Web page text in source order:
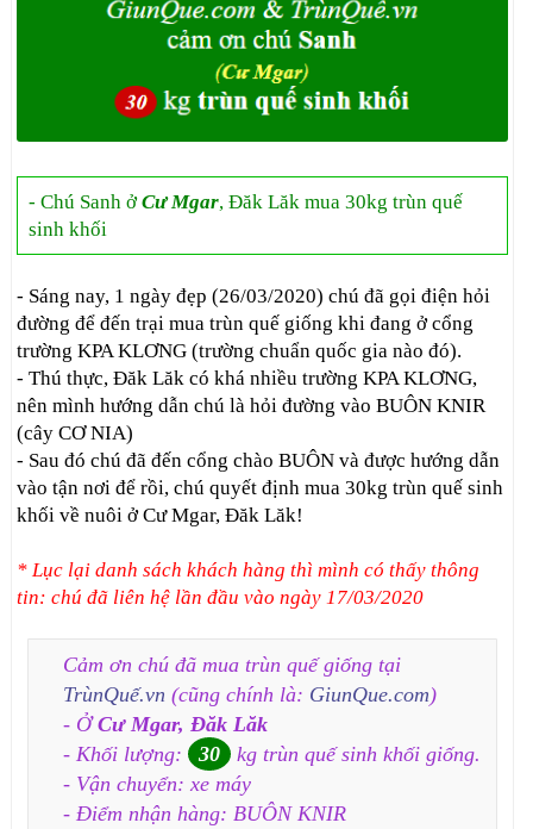
- Chú Sanh ởCư Mgar, Đăk Lăk mua 30kg trùn quế
sinh khối
- Sáng nay, 1 ngày đẹp (26/03/2020) chú đã gọi điện hỏi
đường để đến trại mua trùn quế giống khi đang ở cổng
trường KPA KLƠNG (trường chuẩn quốc gia nào đó).
- Thú thực, Đăk Lăk có khá nhiều trường KPA KLƠNG,
nên mình hướng dẫn chú là hỏi đường vào BUÔN KNIR
(cây CƠ NIA)
- Sau đó chú đã đến cổng chào BUÔN và được hướng dẫn
vào tận nơi để rồi, chú quyết định mua 30kg trùn quế sinh
khối về nuôi ở Cư Mgar, Đăk Lăk!
* Lục lại danh sách khách hàng thì mình có thấy thông
tin: chú đã liên hệ lần đầu vào ngày 17/03/2020
Cảm ơn chú đã mua trùn quế giống tại
TrùnQuế.vn (cũng chính là: GiunQue.com)
- ỞCư Mgar, Đăk Lăk
- Khối lượng: 30
kg trùn quế sinh khối giống.
- Vận chuyển: xe máy
- Điểm nhận hàng: BUÔN KNIR